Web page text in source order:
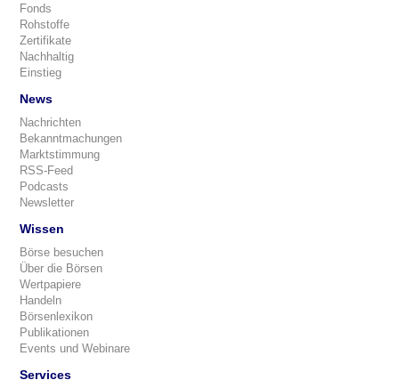
Fonds
Rohstoffe
Zertifikate
Nachhaltig
Einstieg
News
Nachrichten
Bekanntmachungen
Marktstimmung
RSS-Feed
Podcasts
Newsletter
Wissen
Börse besuchen
Über die Börsen
Wertpapiere
Handeln
Börsenlexikon
Publikationen
Events und Webinare
Services